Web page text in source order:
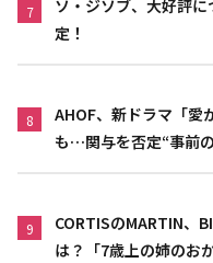
7
ソ・ジソブ、大好評
定！
8
AHOF、新ドラマ「愛
も…関与を否定“事前
9
CORTISのMARTIN、
は？「7歳上の姉のお